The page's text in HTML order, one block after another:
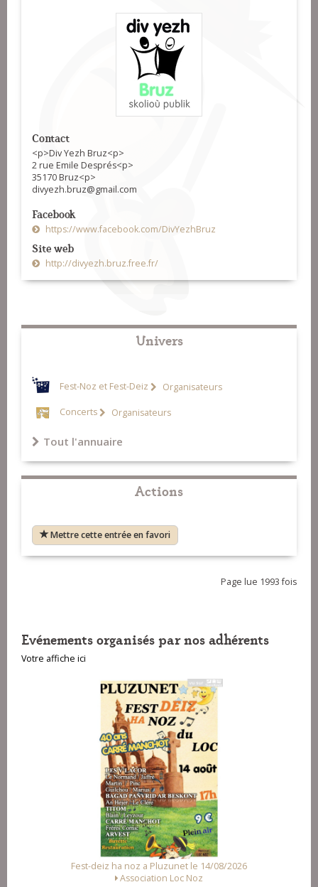
Contact
<p>Div Yezh Bruz<p>
2 rue Emile Després<p>
35170 Bruz<p>
divyezh.bruz@gmail.com
Facebook
https://www.facebook.com/DivYezhBruz
Site web
http://divyezh.bruz.free.fr/
Univers
Fest-Noz et Fest-Deiz Organisateurs
Concerts Organisateurs
Tout l'annuaire
Actions
Mettre cette entrée en favori
Page lue 1993 fois
Evénements organisés par nos adhérents
Votre affiche ici
le 14/08/2026
Fest Noz a Arzal le 15/08/2026
Alliance des Associations